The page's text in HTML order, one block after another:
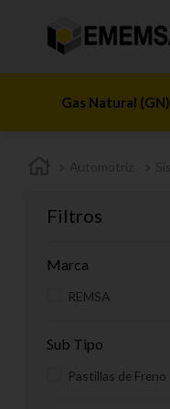
Gas Natural (GN)
Filtros
Marca
REMSA
Sub Tipo
Pastillas de Freno